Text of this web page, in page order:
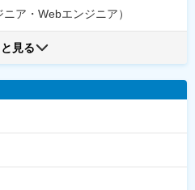
ア・Webエンジニア）
見る